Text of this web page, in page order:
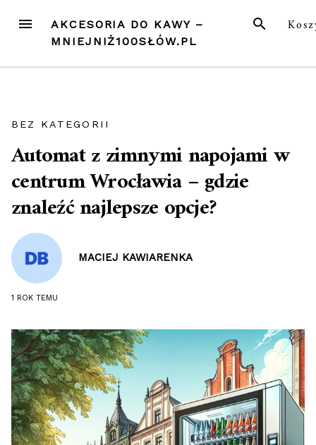
MENU SZUKAJ
AKCESORIA DO KAWY –
MNIEJNIŻ100SŁÓW.PL
BEZ KATEGORII
Automat z zimnymi napojami w
centrum Wrocławia – gdzie
znaleźć najlepsze opcje?
MACIEJ KAWIARENKA
1 ROK TEMU